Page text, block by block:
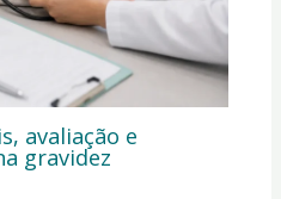
avaliação e
gravidez